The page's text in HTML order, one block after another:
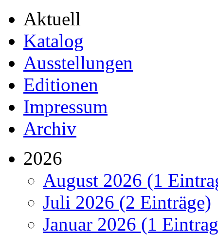
Aktuell
Katalog
Ausstellungen
Editionen
Impressum
Archiv
2026
August 2026 (1
Juli 2026 (2 Einträge)
Januar 2026 (1